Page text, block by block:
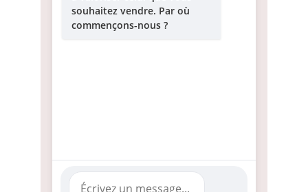
souhaitez vendre. Par où
commençons-nous ?